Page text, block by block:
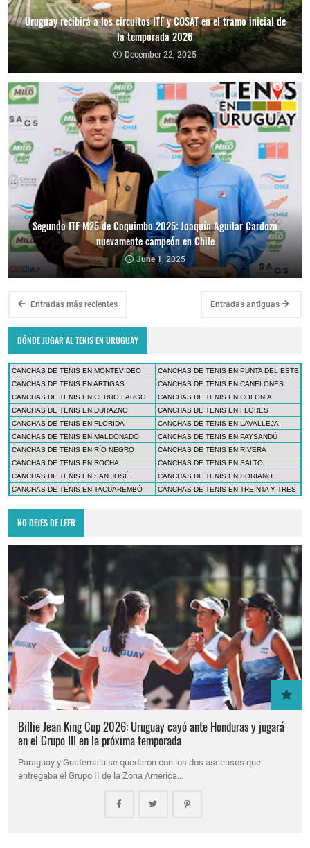
Uruguay recibirá a los circuitos ITF y COSAT en el tramo inicial de
la temporada 2026
December 22, 2025
Segundo ITF M25 de Coquimbo 2025: Joaquín Aguilar Cardozo
nuevamente campeón en Chile
June 1, 2025
Entradas más recientes Entradas antiguas
DÓNDE JUGAR AL TENIS EN URUGUAY
CANCHAS DE TENIS EN MONTEVIDEO
CANCHAS DE TENIS EN PUNTA DEL ESTE
CANCHAS DE TENIS EN ARTIGAS
CANCHAS DE TENIS EN CANELONES
CANCHAS DE TENIS EN CERRO LARGO
CANCHAS DE TENIS EN COLONIA
CANCHAS DE TENIS EN DURAZNO
CANCHAS DE TENIS EN FLORES
CANCHAS DE TENIS EN FLORIDA
CANCHAS DE TENIS EN LAVALLEJA
CANCHAS DE TENIS EN MALDONADO
CANCHAS DE TENIS EN PAYSANDÚ
CANCHAS DE TENIS EN RÍO NEGRO
CANCHAS DE TENIS EN RIVERA
CANCHAS DE TENIS EN ROCHA
CANCHAS DE TENIS EN SALTO
CANCHAS DE TENIS EN SAN JOSÉ
CANCHAS DE TENIS EN SORIANO
CANCHAS DE TENIS EN TACUAREMBÓ
CANCHAS DE TENIS EN TREINTA Y TRES
NO DEJES DE LEER
Billie Jean King Cup 2026: Uruguay cayó ante Honduras y jugará
en el Grupo III en la próxima temporada
Paraguay y Guatemala se quedaron con los dos ascensos que
entregaba el Grupo II de la Zona America…